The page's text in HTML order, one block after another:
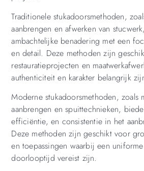
Traditionele stukadoorsmethoden,
aanbrengen en afwerken van
ambachtelijke benadering met een
en detail. Deze methoden zijn
restauratieprojecten en
authenticiteit en karakter belangrijk
Moderne stukadoorsmethoden, zoals
aanbrengen en spuittechnieken,
efficiëntie, en consistentie in het
Deze methoden zijn geschikt voor
en toepassingen waarbij een
doorlooptijd vereist zijn.